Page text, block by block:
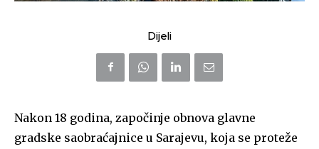
Dijeli
Nakon 18 godina, započinje obnova glavne
gradske saobraćajnice u Sarajevu, koja se proteže